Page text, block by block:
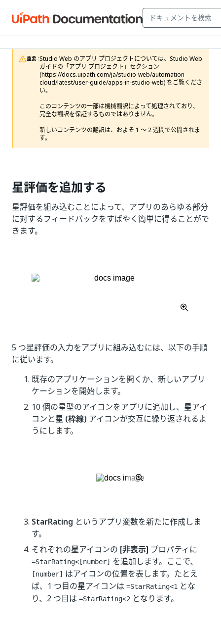
重要 :Studio Web のアプリ プロジェクトについては、Studio Web
ガイドの「アプリ プロジェクト」セクション
(https://docs.uipath.com/ja/studio-web/automation-
cloud/latest/user-guide/apps-in-studio-web) をご覧くださ
い。
このコンテンツの一部は機械翻訳によって処理されており、
完全な翻訳を保証するものではありません。
新しいコンテンツの翻訳は、およそ 1 ～ 2 週間で公開されま
す。
星評価を追加する
星評価を組み込むことによって、アプリのあらゆる部分
に対するフィードバックをすばやく簡単に得ることがで
きます。
5 つ星評価の入力をアプリに組み込むには、以下の手順
に従います。
既存のアプリケーションを開くか、新しいアプリ
ケーションを開始します。
10 個の星型のアイコンをアプリに追加し、 星アイ
コンと星 (枠線) アイコンが交互に繰り返されるよ
うにします。
StarRating というアプリ変数を新たに作成しま
す。
それぞれの星アイコンの [非表示] プロパティに
=StarRating<[number] を追加します。ここで、
[number] はアイコンの位置を表します。たとえ
ば、1 つ目の星アイコンは =StarRating<1 とな
り、2 つ目は =StarRating<2 となります。